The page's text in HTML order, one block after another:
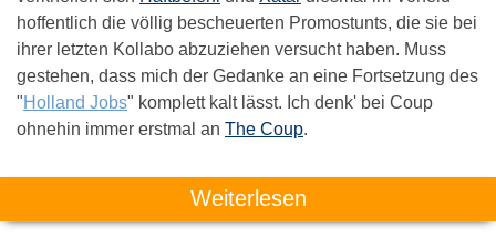
hoffentlich die völlig bescheuerten Promostunts, die sie bei
ihrer letzten Kollabo abzuziehen versucht haben. Muss
gestehen, dass mich der Gedanke an eine Fortsetzung des
"Holland Jobs" komplett kalt lässt. Ich denk' bei Coup
ohnehin immer erstmal an The Coup.
Weiterlesen